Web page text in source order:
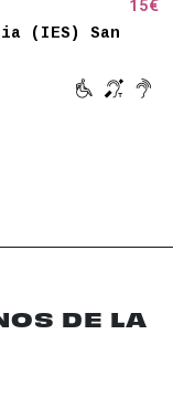
15€
(IES) San
Movilidad

Bucle

DE LA